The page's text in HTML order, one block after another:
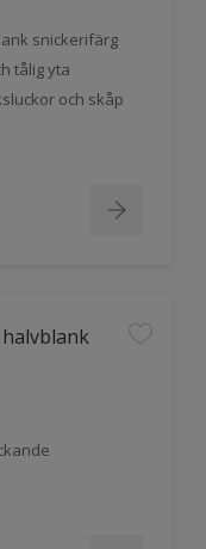
snickerifärg
tålig yta
och skåp